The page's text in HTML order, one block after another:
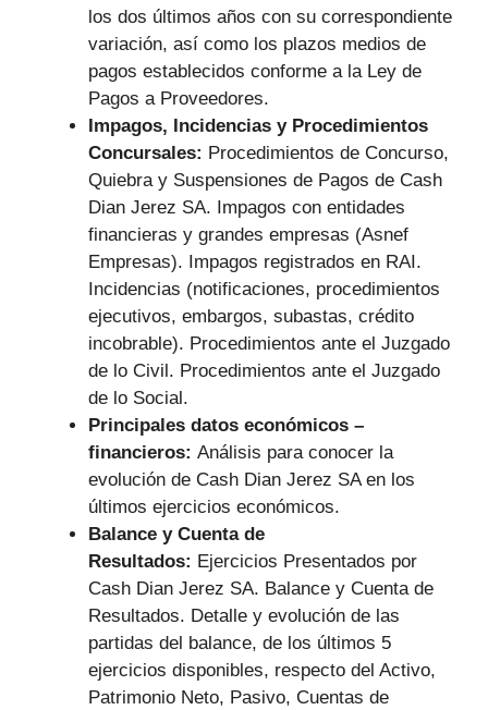
los dos últimos años con su correspondiente
variación, así como los plazos medios de
pagos establecidos conforme a la Ley de
Pagos a Proveedores.
Impagos, Incidencias y Procedimientos
Concursales: Procedimientos de Concurso,
Quiebra y Suspensiones de Pagos de Cash
Dian Jerez SA. Impagos con entidades
financieras y grandes empresas (Asnef
Empresas). Impagos registrados en RAI.
Incidencias (notificaciones, procedimientos
ejecutivos, embargos, subastas, crédito
incobrable). Procedimientos ante el Juzgado
de lo Civil. Procedimientos ante el Juzgado
de lo Social.
Principales datos económicos –
financieros: Análisis para conocer la
evolución de Cash Dian Jerez SA en los
últimos ejercicios económicos.
Balance y Cuenta de
Resultados: Ejercicios Presentados por
Cash Dian Jerez SA. Balance y Cuenta de
Resultados. Detalle y evolución de las
partidas del balance, de los últimos 5
ejercicios disponibles, respecto del Activo,
Patrimonio Neto, Pasivo, Cuentas de